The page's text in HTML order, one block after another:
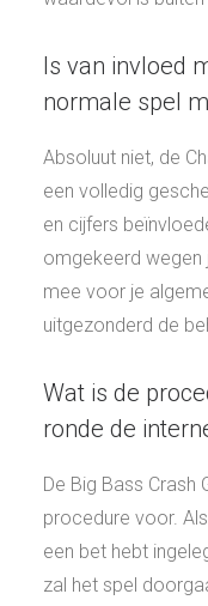
Is van invloed
normale spel
Absoluut niet, de
een volledig
en cijfers
omgekeerd wegen
mee voor je
uitgezonderd de
Wat is de
ronde de
De Big Bass Crash
procedure voor.
een bet hebt
zal het spel